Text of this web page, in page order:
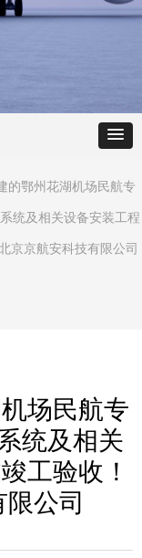
的鄂州花湖机场民航专
统及相关设备安装工程
京京航安科技有限公司
场民航专
统及相关
工验收！
限公司